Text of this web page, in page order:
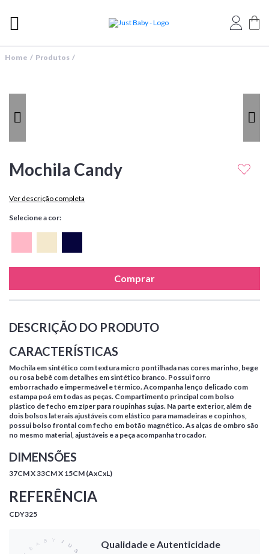
Home / Produtos /
Mochila Candy
Ver descrição completa
Selecione a cor:
Comprar
DESCRIÇÃO DO PRODUTO
CARACTERÍSTICAS
Mochila em sintético com textura micro pontilhada nas cores marinho, bege
ou rosa bebê com detalhes em sintético branco. Possui forro
emborrachado e impermeável e térmico. Acompanha lenço delicado com
estampa poá em todas as peças. Compartimento principal com bolso
plástico de fecho em zíper para roupinhas sujas. Na parte exterior, além de
dois bolsos laterais ajustáveis com elástico para mamadeiras e copinhos,
possui bolso frontal com fecho em botão magnético. As alças de ombro são
no mesmo material, ajustáveis e a peça acompanha trocador.
DIMENSÕES
37CM X 33CM X 15CM (AxCxL)
REFERÊNCIA
CDY325
Qualidade e Autenticidade